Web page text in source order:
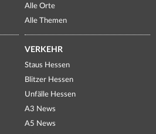
Alle Orte
Alle Themen
VERKEHR
Staus Hessen
Blitzer Hessen
Unfälle Hessen
A3 News
A5 News